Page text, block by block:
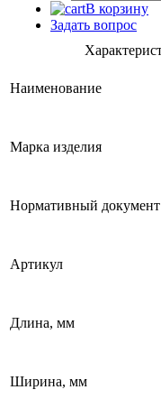
В корзину
Задать вопрос
Наименование
Марка изделия
Нормативный документ
Артикул
Длина, мм
Ширина, мм